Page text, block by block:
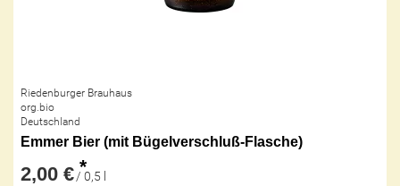
Riedenburger Brauhaus
org.bio
Deutschland
Emmer Bier (mit Bügelverschluß-Flasche)
2,00 € *
/ 0,5 l